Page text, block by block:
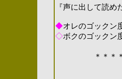
『声に出して読め
◆オレのゴックン
◇ボクのゴックン
＊＊＊